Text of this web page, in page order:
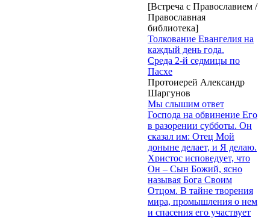
[Встреча с Православием /
Православная
библиотека]
Толкование Евангелия на
каждый день года.
Среда 2-й седмицы по
Пасхе
Протоиерей Александр
Шаргунов
Мы слышим ответ
Господа на обвинение Его
в разорении субботы. Он
сказал им: Отец Мой
доныне делает, и Я делаю.
Христос исповедует, что
Он – Сын Божий, ясно
называя Бога Своим
Отцом. В тайне творения
мира, промышления о нем
и спасения его участвует